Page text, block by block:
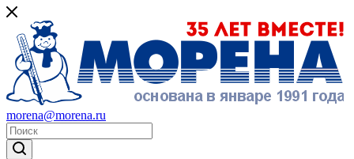
morena@morena.ru